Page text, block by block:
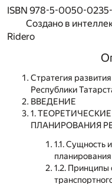
ISBN 978-5-0050-
Создано в
Ridero
Стратегия
Республики
ВВЕДЕНИЕ
1.
ПЛАНИРОВАНИЯ
1.1. Сущность
планирования
1.2. Принципы